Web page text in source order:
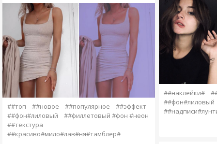
##топ ##новое ##популярное
##эффект
##фон#лиловый
##филлетовый #фон #неон
##текстура
##красиво#мило#лав#ня#тамблер#
##наклейки#
##фон#лиловый